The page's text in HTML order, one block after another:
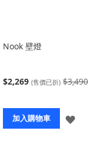
Nook 壁燈
$2,269 (售價已折) $3,490
加入購物車
登